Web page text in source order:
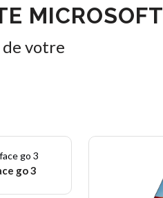
MICROSOFT
de votre
go 3